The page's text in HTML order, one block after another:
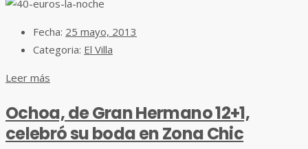
Fecha: 25 mayo, 2013
Categoria: El Villa
Leer más
Ochoa, de Gran Hermano 12+1,
celebró su boda en Zona Chic